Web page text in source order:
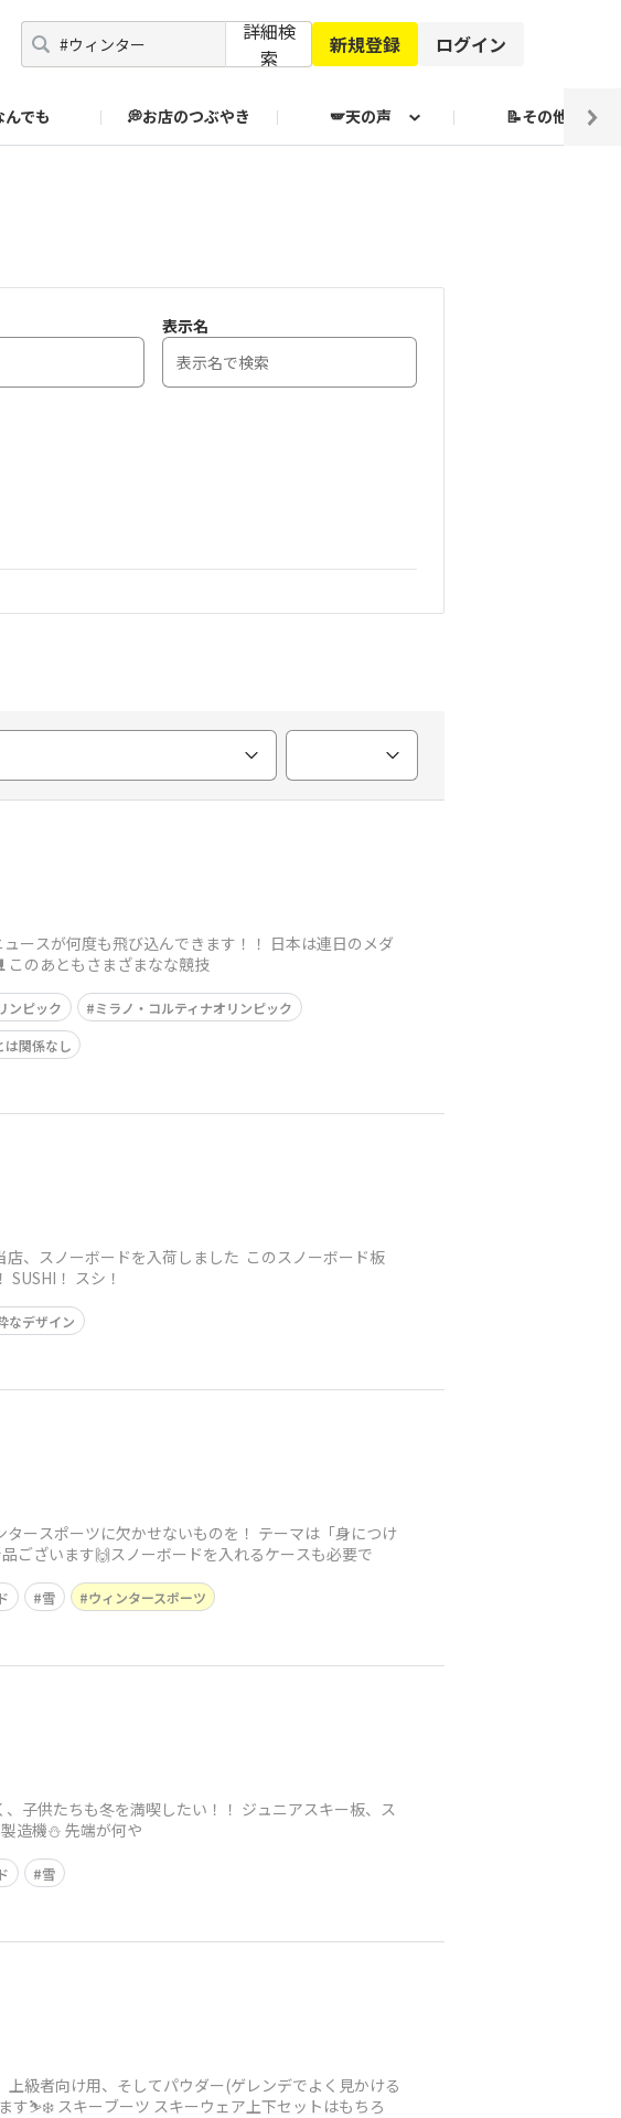
詳細検
索
新規登録 ログイン
んでも 💭お店のつぶやき 🪽天の声 📝その他
表示名
ースが何度も飛び込んできます！！ 日本は連日のメダ
のあともさまざまなな競技
ンピック
ミラノ・コルティナオリンピック
は関係なし
、スノーボードを入荷しました このスノーボード板
！ スシ！
なデザイン
ースポーツに欠かせないものを！ テーマは「身につけ
ございます🙌スノーボードを入れるケースも必要で
雪 ウィンタースポーツ
子供たちも冬を満喫したい！！ ジュニアスキー板、ス
造機⛄️ 先端が何や
雪
級者向け用、そしてパウダー(ゲレンデでよく見かける
す⛷️❄️ スキーブーツ スキーウェア上下セットはもちろ